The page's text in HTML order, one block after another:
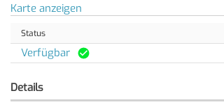
Karte anzeigen
Status
Verfügbar
Details